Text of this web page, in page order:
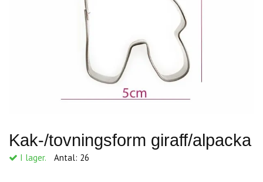
Kak-/tovningsform giraff/alpacka
I lager. Antal: 26